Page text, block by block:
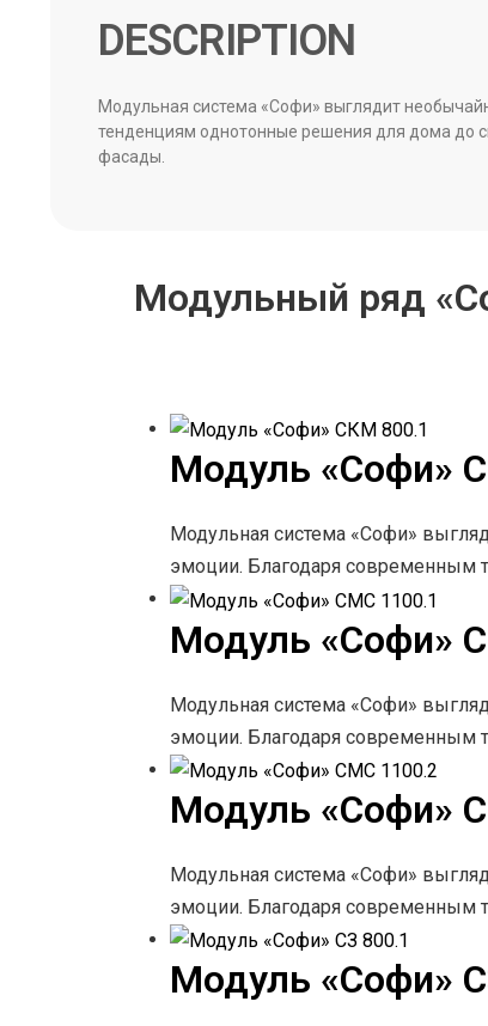
DESCRIPTION
Модульная система «Софи» выглядит
тенденциям однотонные решения для дома до
фасады.
Модульный ряд
Модуль «Софи»
Модульная система «Софи»
эмоции. Благодаря современным
Модуль «Софи»
Модульная система «Софи»
эмоции. Благодаря современным
Модуль «Софи»
Модульная система «Софи»
эмоции. Благодаря современным
Модуль «Софи»